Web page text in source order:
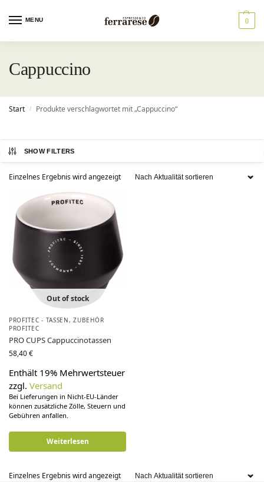
MENU 0
Cappuccino
Start / Produkte verschlagwortet mit „Cappuccino“
SHOW FILTERS
Einzelnes Ergebnis wird angezeigt
Out of stock
PROFITEC - TASSEN,ZUBEHÖR
PROFITEC
PRO CUPS Cappuccinotassen
58,40€
Enthält 19% Mehrwertsteuer
zzgl. Versand
Bei Lieferungen in Nicht-EU-Länder
können zusätzliche Zölle, Steuern und
Gebühren anfallen.
Weiterlesen
Einzelnes Ergebnis wird angezeigt